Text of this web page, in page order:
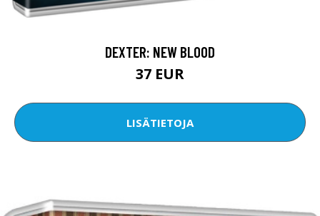
DEXTER: NEW BLOOD
37 EUR
LISÄTIETOJA